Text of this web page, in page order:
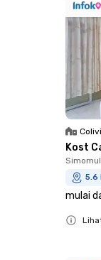
Kost
5.6
mulai